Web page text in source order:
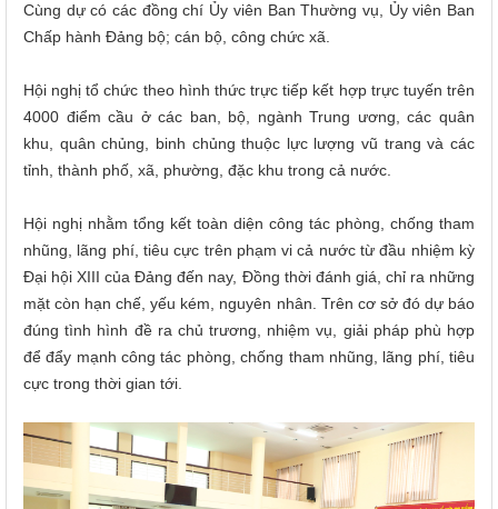
Cùng dự có các đồng chí Ủy viên Ban Thường vụ, Ủy viên Ban
Chấp hành Đảng bộ; cán bộ, công chức xã.
Hội nghị tổ chức theo hình thức trực tiếp kết hợp trực tuyến trên
4000 điểm cầu ở các ban, bộ, ngành Trung ương, các quân
khu, quân chủng, binh chủng thuộc lực lượng vũ trang và các
tỉnh, thành phố, xã, phường, đặc khu trong cả nước.
Hội nghị nhằm tổng kết toàn diện công tác phòng, chống tham
nhũng, lãng phí, tiêu cực trên phạm vi cả nước từ đầu nhiệm kỳ
Đại hội XIII của Đảng đến nay, Đồng thời đánh giá, chỉ ra những
mặt còn hạn chế, yếu kém, nguyên nhân. Trên cơ sở đó dự báo
đúng tình hình đề ra chủ trương, nhiệm vụ, giải pháp phù hợp
để đẩy mạnh công tác phòng, chống tham nhũng, lãng phí, tiêu
cực trong thời gian tới.